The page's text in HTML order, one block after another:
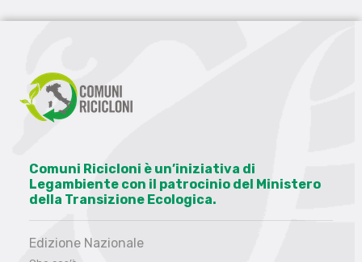
Comuni Ricicloni è un’iniziativa di
Legambiente con il patrocinio del Ministero
della Transizione Ecologica.
Edizione Nazionale